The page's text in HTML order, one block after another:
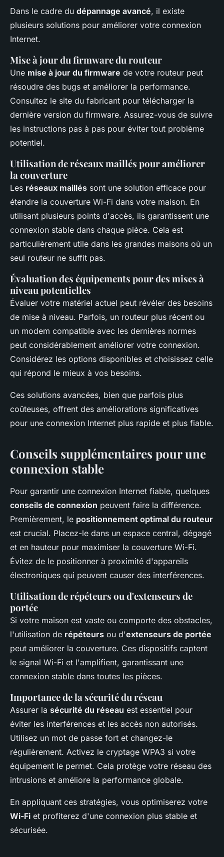
Dans le cadre du dépannage avancé, il existe
plusieurs solutions pour améliorer votre connexion
Internet.
Mise à jour du firmware du routeur
Une mise à jour du firmware de votre routeur peut
résoudre des bugs et améliorer la performance.
Consultez le site du fabricant pour télécharger la
dernière version du firmware. Assurez-vous de suivre
les instructions pas à pas pour éviter tout problème
potentiel.
Utilisation de réseaux maillés pour améliorer
la couverture
Les réseaux maillés sont une solution efficace pour
étendre la couverture Wi-Fi dans votre maison. En
utilisant plusieurs points d'accès, ils garantissent une
connexion stable dans chaque pièce. Cela est
particulièrement utile dans les grandes maisons où un
seul routeur ne suffit pas.
Évaluation des équipements pour des mises à
niveau potentielles
Évaluer votre matériel actuel peut révéler des besoins
de mise à niveau. Parfois, un routeur plus récent ou
un modem compatible avec les dernières normes
peut considérablement améliorer votre connexion.
Considérez les options disponibles et choisissez celle
qui répond le mieux à vos besoins.
Ces solutions avancées, bien que parfois plus
coûteuses, offrent des améliorations significatives
pour une connexion Internet plus rapide et plus fiable.
Conseils supplémentaires pour une
connexion stable
Pour garantir une connexion Internet fiable, quelques
conseils de connexion peuvent faire la différence.
Premièrement, le positionnement optimal du routeur
est crucial. Placez-le dans un espace central, dégagé
et en hauteur pour maximiser la couverture Wi-Fi.
Évitez de le positionner à proximité d'appareils
électroniques qui peuvent causer des interférences.
Utilisation de répéteurs ou d'extenseurs de
portée
Si votre maison est vaste ou comporte des obstacles,
l'utilisation de répéteurs ou d'extenseurs de portée
peut améliorer la couverture. Ces dispositifs captent
le signal Wi-Fi et l'amplifient, garantissant une
connexion stable dans toutes les pièces.
Importance de la sécurité du réseau
Assurer la sécurité du réseau est essentiel pour
éviter les interférences et les accès non autorisés.
Utilisez un mot de passe fort et changez-le
régulièrement. Activez le cryptage WPA3 si votre
équipement le permet. Cela protège votre réseau des
intrusions et améliore la performance globale.
En appliquant ces stratégies, vous optimiserez votre
Wi-Fi et profiterez d'une connexion plus stable et
sécurisée.